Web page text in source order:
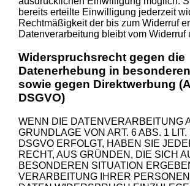
bereits erteilte Einwilligung jederzeit
Rechtmäßigkeit der bis zum Widerruf
Datenverarbeitung bleibt vom Widerruf
Widerspruchsrecht gegen die
Datenerhebung in
sowie gegen Direktwerbung
DSGVO)
WENN DIE DATENVERARBEITUNG
GRUNDLAGE VON ART. 6 ABS. 1
DSGVO ERFOLGT, HABEN SIE
RECHT, AUS GRÜNDEN, DIE SICH
BESONDEREN SITUATION
VERARBEITUNG IHRER